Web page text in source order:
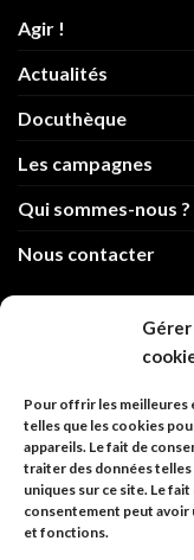
Pour offrir les meilleures
telles que les cookies
appareils. Le fait de
traiter des données
uniques sur ce site. Le
consentement peut
et fonctions.
Agir !
Actualités
Docuthèque
Les campagnes
Qui sommes-nous ?
Nous contacter
info@code-
Code Animal
26, rue principale
67480 Roppenheim
Adresse à utiliser